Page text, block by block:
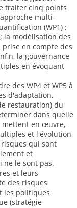
traiter cinq points
multi-
(WP1) ;
la modélisation des
en compte des
la gouvernance
en évoquant
des WP4 et WP5 à
d'adaptation,
restauration) du
dans quelle
mettent en œuvre,
et l'évolution
qui sont
et
le sont pas.
et leurs
des risques
les politiques
(stratégie